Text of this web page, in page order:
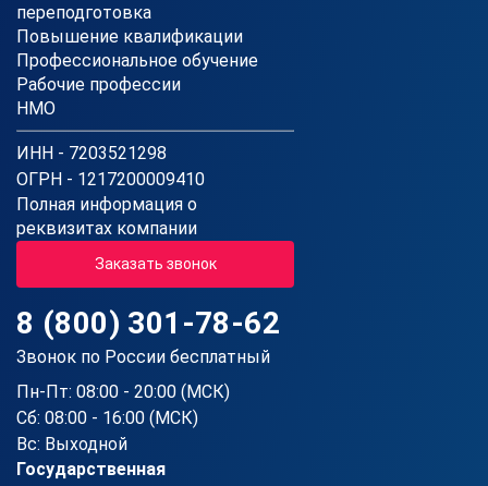
переподготовка
Повышение квалификации
Профессиональное обучение
Рабочие профессии
НМО
ИНН - 7203521298
ОГРН - 1217200009410
Полная информация о
реквизитах компании
Заказать звонок
8 (800) 301-78-62
Звонок по России бесплатный
Пн-Пт: 08:00 - 20:00 (МСК)
Сб: 08:00 - 16:00 (МСК)
Вс: Выходной
Государственная